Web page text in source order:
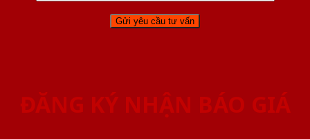
ĐĂNG KÝ NHẬN BÁO GIÁ